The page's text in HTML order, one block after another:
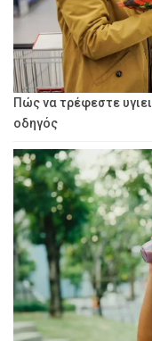
Πώς να τρέφεστε
οδηγός